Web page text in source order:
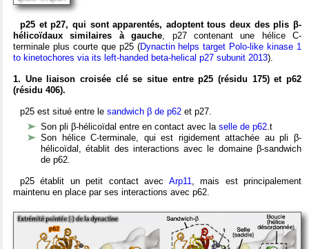
p25 et p27, qui sont apparentés, adoptent tous deux des plis β-
hélicoïdaux similaires à gauche , p27 contenant une hélice C-
terminale plus courte que p25 (Dynactin helps target Polo-like kinase 1
to kinetochores via its left-handed beta-helical p27 subunit 2013).
1. Une liaison croisée clé se situe entre p25 (résidu 175) et p62
(résidu 406).
p25 est situé entre le sandwich β de p62 et p27.
Son pli β-hélicoïdal entre en contact avec la selle de p62 .t
Son hélice C-terminale, qui est rigidement attachée au pli β-
hélicoïdal, établit des interactions avec le domaine β-sandwich
de p62.
p25 établit un petit contact avec Arp11
, mais est principalement
maintenu en place par ses interactions avec p62.